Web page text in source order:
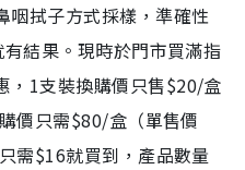
咽拭子方式採樣，準確性
結果。現時於門市買滿指
，1支裝換購價只售$20/盒
價只需$80/盒（單售價
需$16就買到，產品數量